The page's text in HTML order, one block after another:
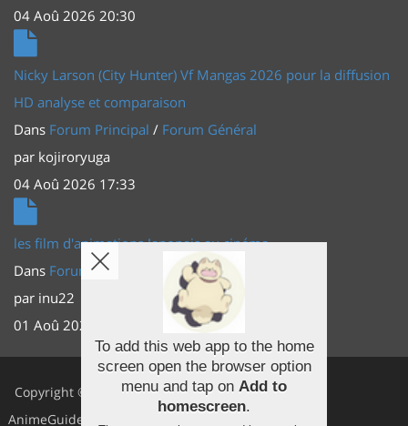
04 Aoû 2026 20:30
Nicky Larson (City Hunter) Vf Mangas 2026 pour la diffusion
HD analyse et comparaison
Dans Forum Principal / Forum Général
par kojiroryuga
04 Aoû 2026 17:33
les film d'animations Japonais au cinéma
Dans Forum Principal
Actus (TV, vidéo, web)
par inu22
01 Aoû 2026 20:56
Copyright ©
AnimeGuides
Facebook
Youtube
To add this web app to the home
screen open the browser option
menu and tap on Add to
homescreen.